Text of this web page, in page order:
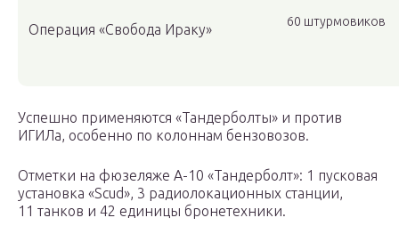
Операция «Свобода Ираку» 60 штурмовиков
Успешно применяются «Тандерболты» и против
ИГИЛа, особенно по колоннам бензовозов.
Отметки на фюзеляже А-10 «Тандерболт»: 1 пусковая
установка «Scud», 3 радиолокационных станции,
11 танков и 42 единицы бронетехники.